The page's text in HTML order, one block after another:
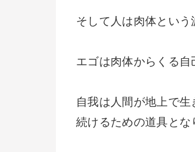
そして人は肉体とい
エゴは肉体からくる
自我は人間が地上で
続けるための道具とな